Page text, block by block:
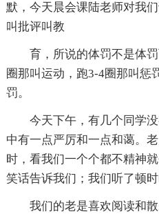
默，今天晨会课陆老师对我
叫批评叫教
育，所说的体罚不是体
圈那叫运动，跑3-4圈那叫惩
罚。
今天下午，有几个同学
中有一点严厉和一点和蔼。
时，看我们一个个都不精神
笑话告诉我们；我们听了顿时
我们的老是喜欢阅读和